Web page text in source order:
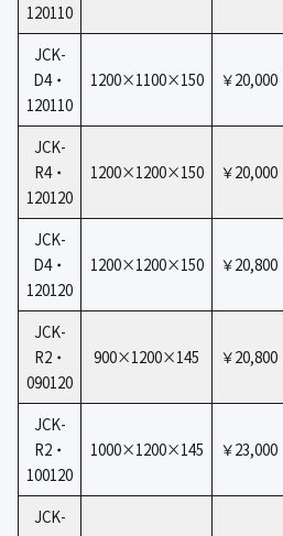
120110
JCK-
D4・
120110
1200×1100×150 ￥20,000
JCK-
R4・
120120
1200×1200×150 ￥20,000
JCK-
D4・
120120
1200×1200×150 ￥20,800
JCK-
R2・
090120
900×1200×145 ￥20,800
JCK-
R2・
100120
1000×1200×145 ￥23,000
JCK-